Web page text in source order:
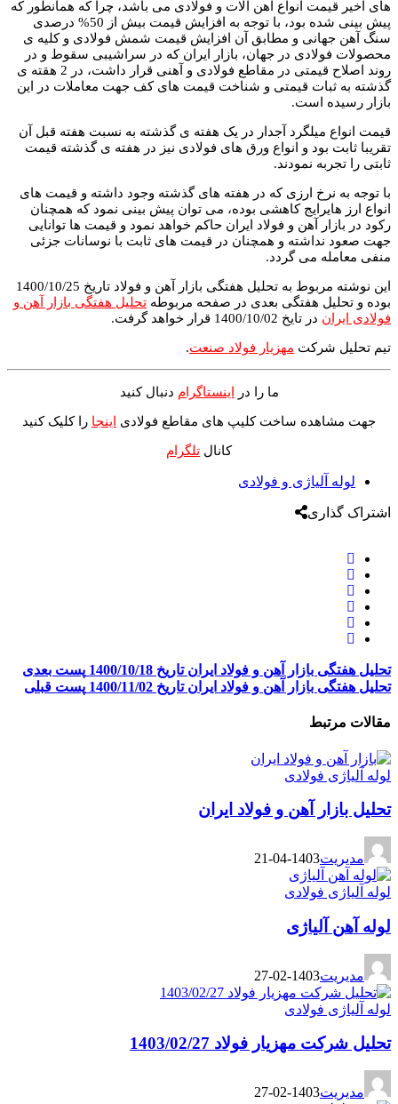
های اخیر قیمت انواع آهن آلات و فولادی می باشد، چرا که همانطور که
پیش بینی شده بود، با توجه به افزایش قیمت بیش از 50% درصدی
سنگ آهن جهانی و مطابق آن افزایش قیمت شمش فولادی و کلیه ی
محصولات فولادی در جهان، بازار ایران که در سراشیبی سقوط و در
روند اصلاح قیمتی در مقاطع فولادی و آهنی قرار داشت، در 2 هقته ی
گذشته به ثبات قیمتی و شناخت قیمت های کف جهت معاملات در این
بازار رسیده است.
قیمت انواع میلگرد آجدار در یک هفته ی گذشته به نسبت هفته قبل آن
تقریبا ثابت بود و انواع ورق های فولادی نیز در هفته ی گذشته قیمت
ثابتی را تجربه نمودند.
با توجه به نرخ ارزی که در هفته های گذشته وجود داشته و قیمت های
انواع ارز هایرایج کاهشی بوده، می توان پیش بینی نمود که همچنان
رکود در بازار آهن و فولاد ایران حاکم خواهد نمود و قیمت ها توانایی
جهت صعود نداشته و همچنان در قیمت های ثابت با نوسانات جزئی
منفی معامله می گردد.
این نوشته مربوط به تحلیل هفتگی بازار آهن و فولاد تاریخ 1400/10/25
بوده و تحلیل هفتگی بعدی در صفحه مربوطه تحلیل هفتگی بازار آهن و
فولادی ایران در تایخ 1400/10/02 قرار خواهد گرفت.
تیم تحلیل شرکت مهزیار فولاد صنعت.
ما را در اینستاگرام دنبال کنید
جهت مشاهده ساخت کلیپ های مقاطع فولادی اینجا را کلیک کنید
کانال تلگرام
لوله آلیاژی و فولادی
اشتراک گذاری
تحلیل هفتگی بازار آهن و فولاد ایران تاریخ 1400/10/18
پست بعدی
تحلیل هفتگی بازار آهن و فولاد ایران تاریخ 1400/11/02
پست قبلی
مقالات مرتبط
لوله آلیاژی فولادی
تحلیل بازار آهن و فولاد ایران
مدیریت1403-04-21
لوله آلیاژی فولادی
لوله آهن آلیاژی
مدیریت1403-02-27
لوله آلیاژی فولادی
تحلیل شرکت مهزیار فولاد 1403/02/27
مدیریت1403-02-27